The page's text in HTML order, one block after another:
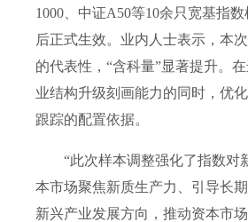
1000、中证A50等10余只宽基指
后正式生效。业内人士表示，本
的代表性，“含科量”显著提升。
业结构升级刻画能力的同时，优
跟踪的配置依据。
“此次样本调整强化了指数对
本市场聚焦新质生产力、引导长
新兴产业发展方向，推动资本市